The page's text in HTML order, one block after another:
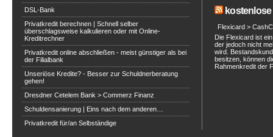
DSL-Bank
Privatkredit berechnen | Schnell selber
überschlagsweise kalkulieren oder mit Online-
Kreditrechner
Privatkredit online abschließen - meist günstiger als bei
der Filialbank
Unseriöse Kredite? - Besser zur Schuldnerberatung
gehen!
Dresdner Cetelem Bank > Commerz Finanz
Schuldensanierung | Eins nach dem anderen…
Privatkredit für/an Selbständige
Flexicard >
Die Flexicard ist
der jedoch nicht
wird.
besitzen, können
Rahmenkredit der